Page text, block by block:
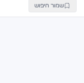
שמור חיפוש